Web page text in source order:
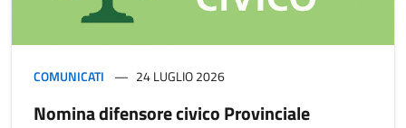
COMUNICATI 24 LUGLIO 2026
Nomina difensore civico Provinciale